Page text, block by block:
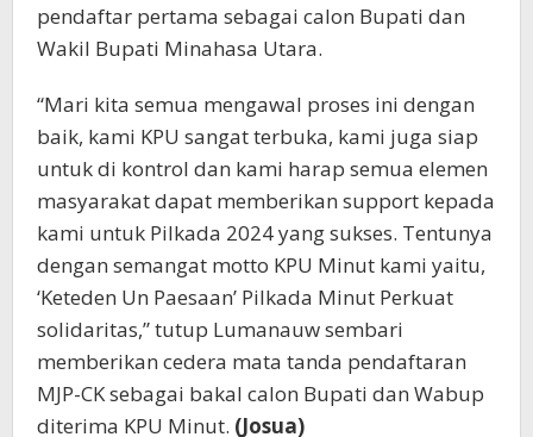
pendaftar pertama sebagai calon Bupati dan
Wakil Bupati Minahasa Utara.
“Mari kita semua mengawal proses ini dengan
baik, kami KPU sangat terbuka, kami juga siap
untuk di kontrol dan kami harap semua elemen
masyarakat dapat memberikan support kepada
kami untuk Pilkada 2024 yang sukses. Tentunya
dengan semangat motto KPU Minut kami yaitu,
‘Keteden Un Paesaan’ Pilkada Minut Perkuat
solidaritas,” tutup Lumanauw sembari
memberikan cedera mata tanda pendaftaran
MJP-CK sebagai bakal calon Bupati dan Wabup
diterima KPU Minut. (Josua)